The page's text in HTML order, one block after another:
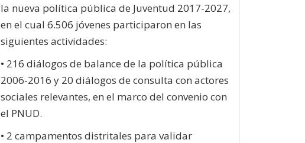
la nueva política pública de Juventud 2017-2027,
en el cual 6.506 jóvenes participaron en las
siguientes actividades:
• 216 diálogos de balance de la política pública
2006-2016 y 20 diálogos de consulta con actores
sociales relevantes, en el marco del convenio con
el PNUD.
• 2 campamentos distritales para validar